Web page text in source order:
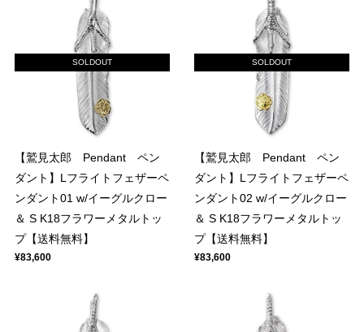
SOLDOUT
【鷲見太郎 Pendant ペン
ダント】Lフライトフェザーペ
ンダント01 w/イーグルクロー
＆ S K18フラワーメタルトッ
プ【送料無料】
¥83,600
SOLDOUT
【鷲見太郎 Pendant ペン
ダント】Lフライトフェザーペ
ンダント02 w/イーグルクロー
＆ S K18フラワーメタルトッ
プ【送料無料】
¥83,600